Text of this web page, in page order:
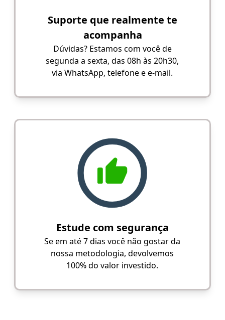
Suporte que realmente te
acompanha
Dúvidas? Estamos com você de
segunda a sexta, das 08h às 20h30,
via WhatsApp, telefone e e-mail.
Estude com segurança
Se em até 7 dias você não gostar da
nossa metodologia, devolvemos
100% do valor investido.